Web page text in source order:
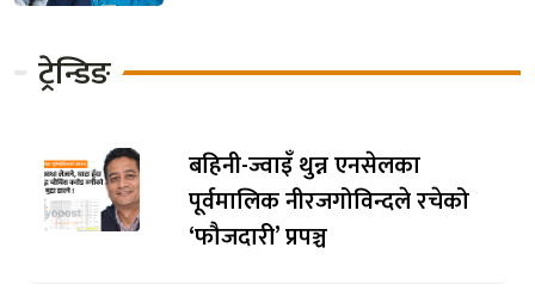
ट्रेन्डिङ
बहिनी-ज्वाइँ थुन्न एनसेलका
पूर्वमालिक नीरजगोविन्दले रचेको
‘फौजदारी’ प्रपञ्च